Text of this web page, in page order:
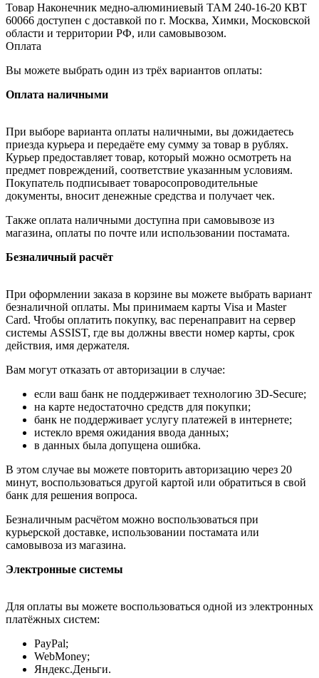
Товар Наконечник медно-алюминиевый ТАМ 240-16-20 КВТ
60066 доступен с доставкой по г. Москва, Химки, Московской
области и территории РФ, или самовывозом.
Оплата
Вы можете выбрать один из трёх вариантов оплаты:
Оплата наличными
При выборе варианта оплаты наличными, вы дожидаетесь
приезда курьера и передаёте ему сумму за товар в рублях.
Курьер предоставляет товар, который можно осмотреть на
предмет повреждений, соответствие указанным условиям.
Покупатель подписывает товаросопроводительные
документы, вносит денежные средства и получает чек.
Также оплата наличными доступна при самовывозе из
магазина, оплаты по почте или использовании постамата.
Безналичный расчёт
При оформлении заказа в корзине вы можете выбрать вариант
безналичной оплаты. Мы принимаем карты Visa и Master
Card. Чтобы оплатить покупку, вас перенаправит на сервер
системы ASSIST, где вы должны ввести номер карты, срок
действия, имя держателя.
Вам могут отказать от авторизации в случае:
если ваш банк не поддерживает технологию 3D-Secure;
на карте недостаточно средств для покупки;
банк не поддерживает услугу платежей в интернете;
истекло время ожидания ввода данных;
в данных была допущена ошибка.
В этом случае вы можете повторить авторизацию через 20
минут, воспользоваться другой картой или обратиться в свой
банк для решения вопроса.
Безналичным расчётом можно воспользоваться при
курьерской доставке, использовании постамата или
самовывоза из магазина.
Электронные системы
Для оплаты вы можете воспользоваться одной из электронных
платёжных систем:
PayPal;
WebMoney;
Яндекс.Деньги.